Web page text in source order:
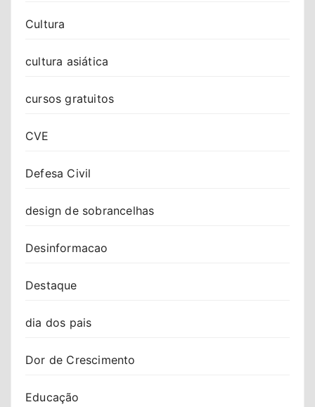
Cultura
cultura asiática
cursos gratuitos
CVE
Defesa Civil
design de sobrancelhas
Desinformacao
Destaque
dia dos pais
Dor de Crescimento
Educação